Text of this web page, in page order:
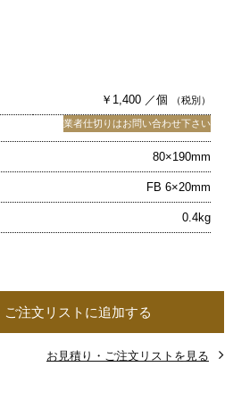
￥1,400 ／個 （税別）
業者仕切りはお問い合わせ下さい
80×190mm
FB 6×20mm
0.4kg
ご注文リストに追加する
お見積り・ご注文リストを見る